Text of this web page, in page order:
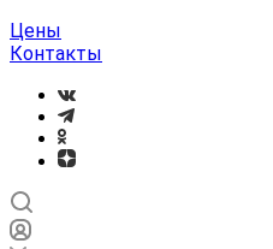
Цены
Контакты